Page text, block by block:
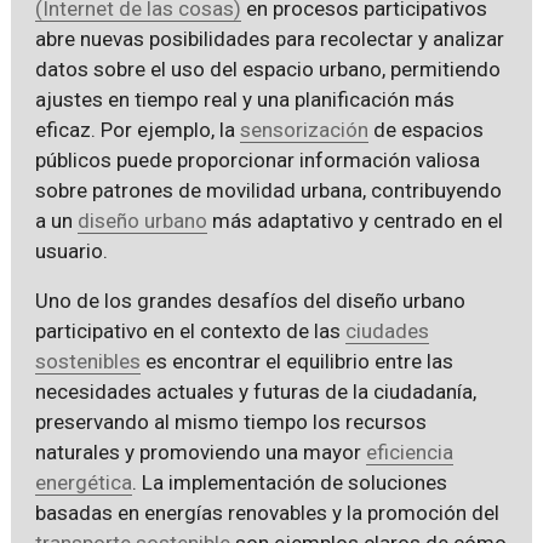
(Internet de las cosas) en procesos participativos
abre nuevas posibilidades para recolectar y analizar
datos sobre el uso del espacio urbano, permitiendo
ajustes en tiempo real y una planificación más
eficaz. Por ejemplo, la sensorización de espacios
públicos puede proporcionar información valiosa
sobre patrones de movilidad urbana, contribuyendo
a un diseño urbano más adaptativo y centrado en el
usuario.
Uno de los grandes desafíos del diseño urbano
participativo en el contexto de las ciudades
sostenibles es encontrar el equilibrio entre las
necesidades actuales y futuras de la ciudadanía,
preservando al mismo tiempo los recursos
naturales y promoviendo una mayor eficiencia
energética. La implementación de soluciones
basadas en energías renovables y la promoción del